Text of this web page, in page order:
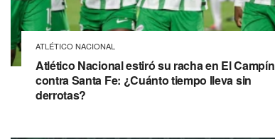
ATLÉTICO NACIONAL
Atlético Nacional estiró su racha en El Campín
contra Santa Fe: ¿Cuánto tiempo lleva sin
derrotas?